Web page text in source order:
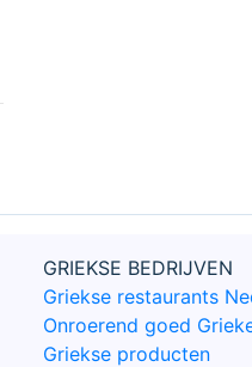
GRIEKSE BEDRIJVEN
Griekse restaurants
Onroerend goed
Griekse producten